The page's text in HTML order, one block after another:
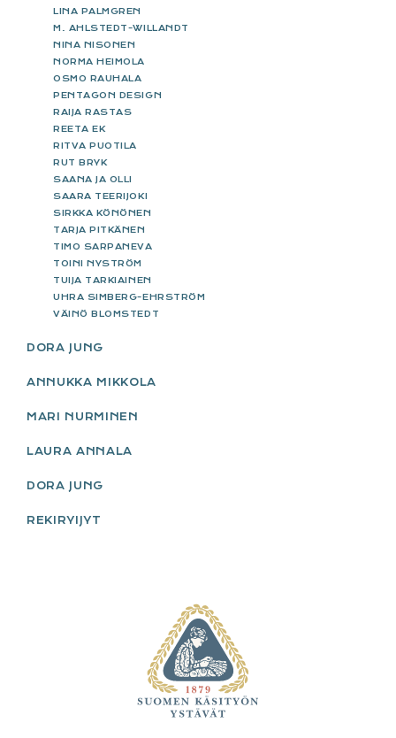
LINA PALMGREN
M. AHLSTEDT-WILLANDT
NINA NISONEN
NORMA HEIMOLA
OSMO RAUHALA
PENTAGON DESIGN
RAIJA RASTAS
REETA EK
RITVA PUOTILA
RUT BRYK
SAANA JA OLLI
SAARA TEERIJOKI
SIRKKA KÖNÖNEN
TARJA PITKÄNEN
TIMO SARPANEVA
TOINI NYSTRÖM
TUIJA TARKIAINEN
UHRA SIMBERG-EHRSTRÖM
VÄINÖ BLOMSTEDT
DORA JUNG
ANNUKKA MIKKOLA
MARI NURMINEN
LAURA ANNALA
DORA JUNG
REKIRYIJYT